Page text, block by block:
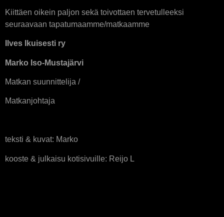
Kiittäen oikein paljon sekä toivottaen tervetulleeksi
seuraavaan tapatumaamme/matkaamme
Ilves Ikuisesti ry
Marko Iso-Mustajärvi
Matkan suunnittelija /
Matkanjohtaja
teksti & kuvat: Marko
kooste & julkaisu kotisivuille: Reijo L